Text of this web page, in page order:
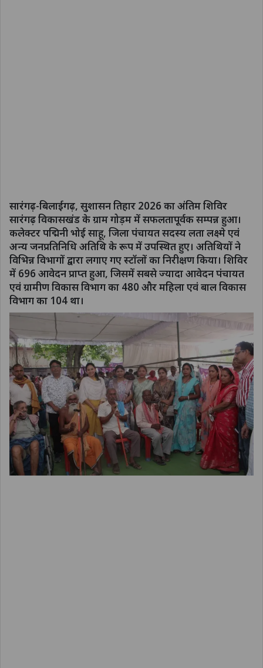
सारंगढ़-बिलाईगढ़, सुशासन तिहार 2026 का अंतिम शिविर
सारंगढ़ विकासखंड के ग्राम गोड़म में सफलतापूर्वक सम्पन्न हुआ।
कलेक्टर पद्मिनी भोई साहू, जिला पंचायत सदस्य लता लक्ष्मे एवं
अन्य जनप्रतिनिधि अतिथि के रूप में उपस्थित हुए। अतिथियों ने
विभिन्न विभागों द्वारा लगाए गए स्टॉलों का निरीक्षण किया। शिविर
में 696 आवेदन प्राप्त हुआ, जिसमें सबसे ज्यादा आवेदन पंचायत
एवं ग्रामीण विकास विभाग का 480 और महिला एवं बाल विकास
विभाग का 104 था।